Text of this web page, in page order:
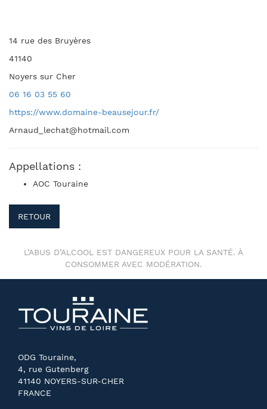
14 rue des Bruyères
41140
Noyers sur Cher
06 16 03 55 60
https://www.domaine-beausejour.fr/
Arnaud_lechat@hotmail.com
Appellations :
AOC Touraine
RETOUR
L’ABUS D’ALCOOL EST DANGEREUX POUR LA SANTÉ. À
CONSOMMER AVEC MODÉRATION.
ODG Touraine,
4, rue Gutenberg
41140 NOYERS-SUR-CHER
FRANCE